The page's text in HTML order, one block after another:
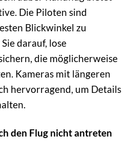
Die Piloten sind
Blickwinkel zu
darauf, lose
die möglicherweise
Kameras mit längeren
hervorragend, um Details
den Flug nicht antreten